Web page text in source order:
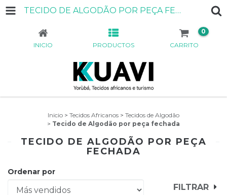
TECIDO DE ALGODÃO POR PEÇA FECHADA
INICIO PRODUCTOS CARRITO
0
Inicio > Tecidos Africanos > Tecidos de Algodão
> Tecido de Algodão por peça fechada
TECIDO DE ALGODÃO POR PEÇA
FECHADA
Ordenar por
FILTRAR